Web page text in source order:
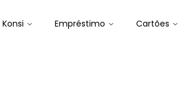
Konsi Empréstimo Cartões